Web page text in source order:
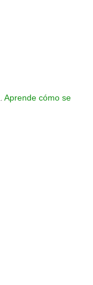
Aprende cómo se